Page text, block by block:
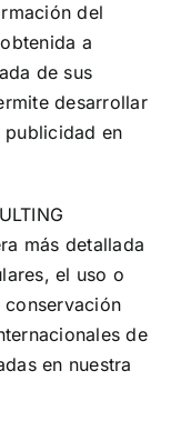
del
a
de sus
desarrollar
en
más detallada
el uso o
de
en nuestra